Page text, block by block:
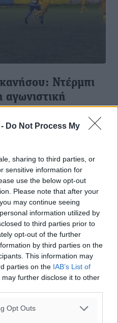
Do Not Process My
sharing to third parties, or
sensitive information for
use the below opt-out
Please note that after your
may continue seeing
information utilized by
to third parties prior to
opt-out of the further
by third parties on the
This information may
parties on the IAB’s List of
may further disclose it to other
Opt Outs
Ντέρμπι
αγωνιστική
το πρόγραμμα της 12ης
της Α’ Κατηγορίας
να διεξάγονται σε τρεις